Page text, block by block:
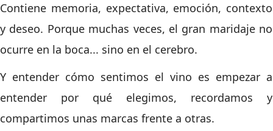
Contiene memoria, expectativa, emoción, contexto
y deseo. Porque muchas veces, el gran maridaje no
ocurre en la boca... sino en el cerebro.
Y entender cómo sentimos el vino es empezar a
entender por qué elegimos, recordamos y
compartimos unas marcas frente a otras.